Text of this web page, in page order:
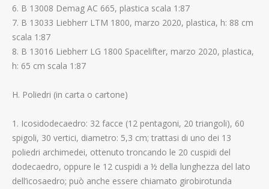
6. B 13008 Demag AC 665, plastica scala 1:87
7. B 13033 Liebherr LTM 1800, marzo 2020, plastica, h: 88 cm
scala 1:87
8. B 13016 Liebherr LG 1800 Spacelifter, marzo 2020, plastica,
h: 65 cm scala 1:87
H. Poliedri (in carta o cartone)
1. Icosidodecaedro: 32 facce (12 pentagoni, 20 triangoli), 60
spigoli, 30 vertici, diametro: 5,3 cm; trattasi di uno dei 13
poliedri archimedei, ottenuto troncando le 20 cuspidi del
dodecaedro, oppure le 12 cuspidi a ½ della lunghezza del lato
dell’icosaedro; può anche essere chiamato girobirotunda